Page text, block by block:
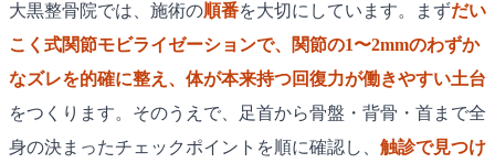
大黒整骨院では、施術の順番を大切にしています。まずだい
こく式関節モビライゼーションで、関節の1〜2mmのわずか
なズレを的確に整え、体が本来持つ回復力が働きやすい土台
をつくります。そのうえで、足首から骨盤・背骨・首まで全
身の決まったチェックポイントを順に確認し、 触診で見つけ